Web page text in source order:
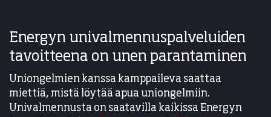
Energyn univalmennuspalveluiden
tavoitteena on unen parantaminen
Uniongelmien kanssa kamppaileva saattaa
miettiä, mistä löytää apua uniongelmiin.
Univalmennusta on saatavilla kaikissa Energyn